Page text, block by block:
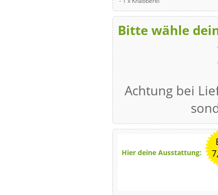
Bitte wähle
Achtung bei
Hier deine Ausstattung: